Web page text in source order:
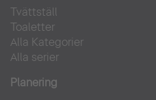
Tvättställ
Toaletter
Alla Kategorier
Alla serier
Planering